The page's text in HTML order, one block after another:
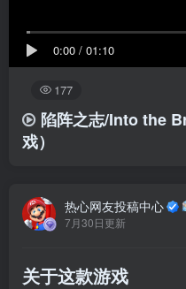
0:00 / 01:10
177
陷阵之志/Into the
戏）
热心网友投稿中心
7月30日更新
关于这款游戏